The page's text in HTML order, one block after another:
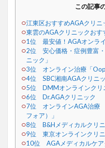
この記事
江東区おすすめAGAクリニ
東雲のAGAクリニックおす
1位 最安値！AGAオンラ
2位 安心価格・症例豊富
ニック」
3位 オンライン治療「
4位 SBC湘南AGAクリニ
5位 DMMオンラインクリ
6位 Dr.AGAクリニック
7位 オンラインAGA治療
フォア）」
8位 B&Hメディカルクリ
9位 東京オンラインクリ
10位 AGAメディカルケア